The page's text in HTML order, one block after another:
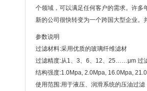
个领域，可以满足任何客户的需求。许
新的公司很快转变为一个跨国大型企业。
参数说明
过滤材料:采用优质的玻璃纤维滤材
过滤精度:从1、3、6、12、25……μm 过
结构强度:1.0Mpa, 2.0Mpa, 16.0Mpa,
使用范围:用于液压、润滑系统的压油过